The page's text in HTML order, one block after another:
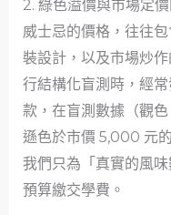
2. 綠色溢價與市場定
威士忌的價格，往往
裝設計，以及市場炒
行結構化盲測時，經
款，在盲測數據（觀
遜色於市價 5,000 元
我們只為「真實的風
預算繳交學費。